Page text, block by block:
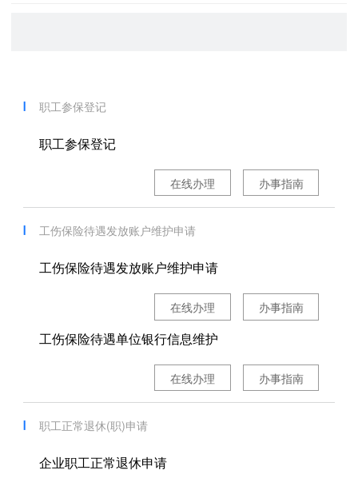
职工参保登记
职工参保登记
办事指南
在线办理
工伤保险待遇发放账户维护申请
工伤保险待遇发放账户维护申请
办事指南
在线办理
工伤保险待遇单位银行信息维护
办事指南
在线办理
职工正常退休(职)申请
企业职工正常退休申请